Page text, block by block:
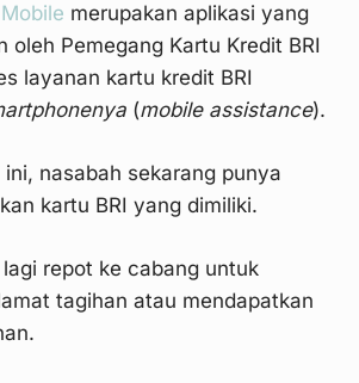
merupakan aplikasi yang
oleh Pemegang Kartu Kredit BRI
layanan kartu kredit BRI
(mobile assistance).
nasabah sekarang punya
kartu BRI yang dimiliki.
repot ke cabang untuk
tagihan atau mendapatkan